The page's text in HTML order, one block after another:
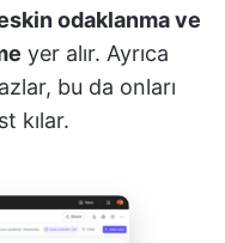
odaklanma ve
yer alır. Ayrıca
bu da onları
kılar.